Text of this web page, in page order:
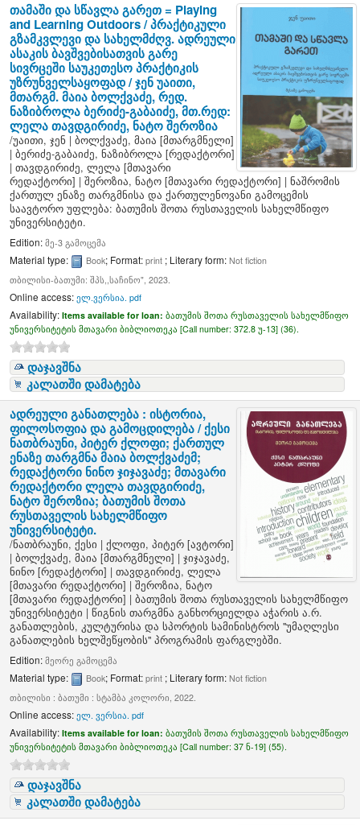
თამაში და სწავლა გარეთ = Playing
and Learning Outdoors / პრაქტიკული
გზამკვლევი და სახელმძღვ. ადრეული
ასაკის ბავშვებისათვის გარე
სივრცეში საუკეთესო პრაქტიკის
უზრუნველსაყოფად /ჯენ უაითი,
მთარგმ. მაია ბოლქვაძე, რედ.
ნაზიბროლა ბერიძე-გაბაიძე, მთ.რედ:
ლელა თავდგირიძე, ნატო შეროზია
/უაითი, ჯენ |ბოლქვაძე, მაია [მთარგმნელი]
|ბერიძე-გაბაიძე, ნაზიბროლა [რედაქტორი]
|თავდგირიძე, ლელა [მთავარი
რედაქტორი] |შეროზია, ნატო [მთავარი რედაქტორი] |ნაშრომის
ქართულ ენაზე თარგმნისა და ქართულენოვანი გამოცემის
საავტორო უფლება: ბათუმის შოთა რუსთაველის სახელმწიფო
უნივერსიტეტი.
Edition:მე-3 გამოცემა
Material type: Book; Format:print ; Literary form:Not fiction
თბილისი-ბათუმი: შპს,,საჩინო", 2023.
Online access: ელ.ვერსია. pdf
Availability:Items available for loan:ბათუმის შოთა რუსთაველის სახელმწიფო
უნივერსიტეტის მთავარი ბიბლიოთეკა [Call number:372.8 უ-13] (36).
დაჯავშნა
კალათში დამატება
ადრეული განათლება : ისტორია,
ფილოსოფია და გამოცდილება /ქესი
ნათბრაუნი, პიტერ ქლოფი; ქართულ
ენაზე თარგმნა მაია ბოლქვაძემ;
რედაქტორი ნინო ჯიჯავაძე; მთავარი
რედაქტორი ლელა თავდგირიძე,
ნატო შეროზია; ბათუმის შოთა
რუსთაველის სახელმწიფო
უნივერსიტეტი.
/ნათბრაუნი, ქესი |ქლოფი, პიტერ [ავტორი]
|ბოლქვაძე, მაია [მთარგმნელი] |ჯიჯავაძე,
ნინო [რედაქტორი] |თავდგირიძე, ლელა
[მთავარი რედაქტორი] |შეროზია, ნატო
[მთავარი რედაქტორი] |ბათუმის შოთა რუსთაველის სახელმწიფო
უნივერსიტეტი |წიგნის თარგმნა განხორციელდა აჭარის ა.რ.
განათლების, კულტურისა და სპორტის სამინისტროს "უმაღლესი
განათლების ხელშეწყობის" პროგრამის ფარგლებში.
Edition:მეორე გამოცემა
Material type: Book; Format:print ; Literary form:Not fiction
თბილისი : ბათუმი : სტამბა კოლორი, 2022.
Online access: ელ. ვერსია. pdf
Availability:Items available for loan:ბათუმის შოთა რუსთაველის სახელმწიფო
უნივერსიტეტის მთავარი ბიბლიოთეკა [Call number:37 ნ-19] (55).
დაჯავშნა
კალათში დამატება